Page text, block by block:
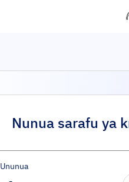
Nunua sarafu ya
Ununua